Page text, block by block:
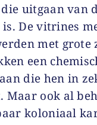
uitgaan van
De vitrines
met grote
een
die hen in
Maar ook al
koloniaal